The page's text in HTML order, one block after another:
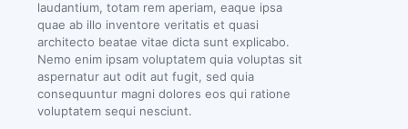
laudantium, totam rem aperiam, eaque ipsa
quae ab illo inventore veritatis et quasi
architecto beatae vitae dicta sunt explicabo.
Nemo enim ipsam voluptatem quia voluptas sit
aspernatur aut odit aut fugit, sed quia
consequuntur magni dolores eos qui ratione
voluptatem sequi nesciunt.